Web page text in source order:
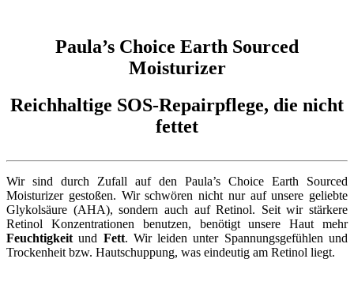
Paula’s Choice Earth Sourced
Moisturizer
Reichhaltige SOS-Repairpflege, die nicht
fettet
Wir sind durch Zufall auf den Paula’s Choice Earth Sourced
Moisturizer gestoßen. Wir schwören nicht nur auf unsere geliebte
Glykolsäure (AHA), sondern auch auf Retinol. Seit wir stärkere
Retinol Konzentrationen benutzen, benötigt unsere Haut mehr
Feuchtigkeitund Fett. Wir leiden unter Spannungsgefühlen und
Trockenheit bzw. Hautschuppung, was eindeutig am Retinol liegt.